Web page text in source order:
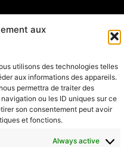
aux
utilisons des technologies telles
aux informations des appareils.
permettra de traiter des
ou les ID uniques sur ce
son consentement peut avoir
et fonctions.
Always active